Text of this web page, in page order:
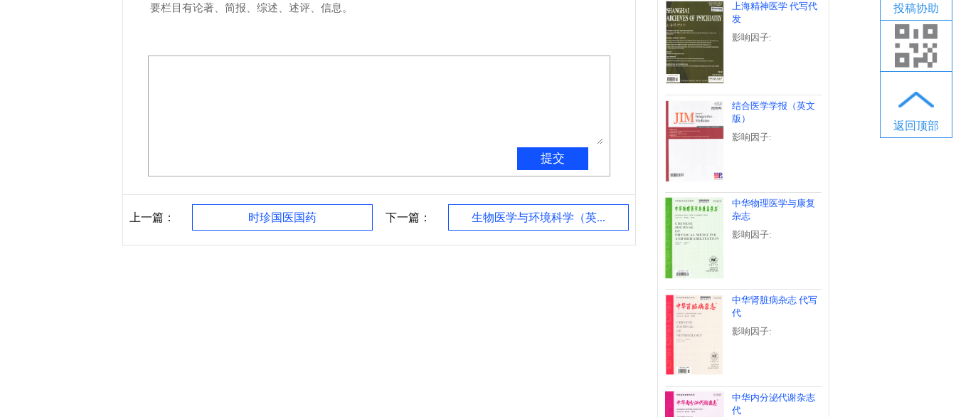
要栏目有论著、简报、综述、述评、信息。
上一篇： 时珍国医国药 下一篇： 生物医学与环境科学（英...
上海精神医学 代写代
发
影响因子:
结合医学学报（英文
版）
影响因子:
中华物理医学与康复
杂志
影响因子:
中华肾脏病杂志 代写
代
影响因子:
中华内分泌代谢杂志
代
投稿协助
返回顶部